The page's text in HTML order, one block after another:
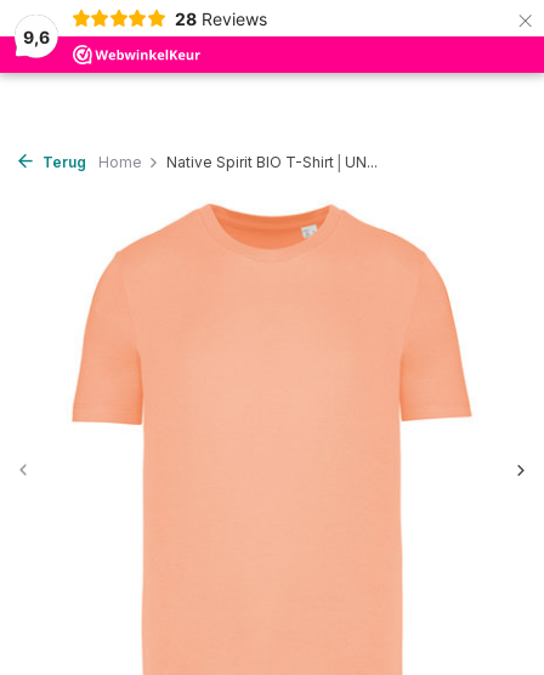
9,6
28 Reviews ×
0
Terug Home Native Spirit BIO T-Shirt│UN...